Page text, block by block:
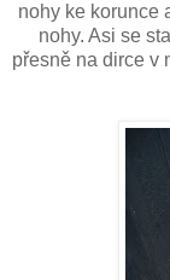
nohy ke korunce
nohy. Asi se
přesně na dirce v